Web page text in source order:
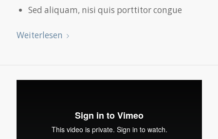
Sed aliquam, nisi quis porttitor congue
Weiterlesen